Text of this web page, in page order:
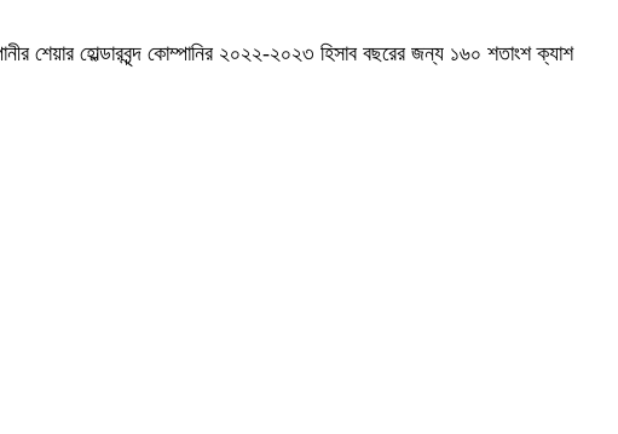
শেয়ার হোল্ডারবৃন্দ কোম্পানির ২০২২-২০২৩ হিসাব বছরের জন্য ১৬০ শতাংশ ক্যাশ